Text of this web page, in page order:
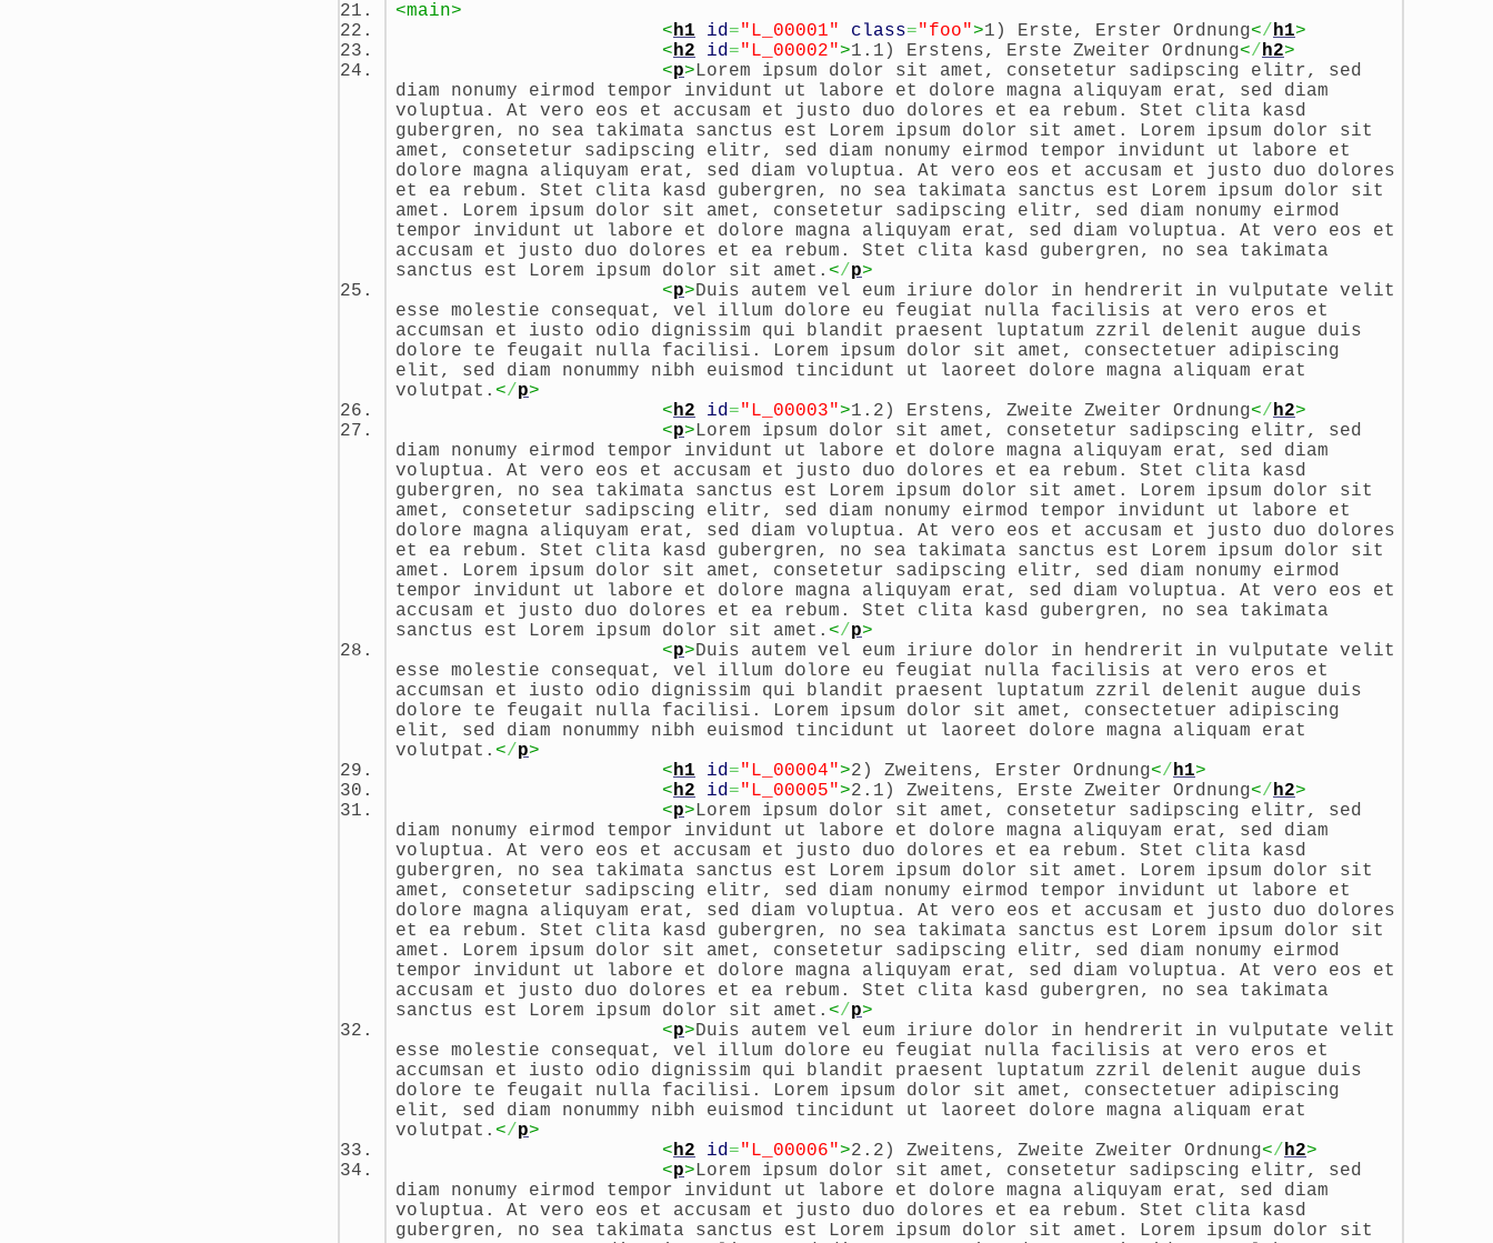
<main>
<h1 id="L_00001" class="foo">1) Erste, Erster Ordnung</h1>
<h2 id="L_00002">1.1) Erstens, Erste Zweiter Ordnung</h2>
<p>Lorem ipsum dolor sit amet, consetetur sadipscing elitr, sed
diam nonumy eirmod tempor invidunt ut labore et dolore magna aliquyam erat, sed diam
voluptua. At vero eos et accusam et justo duo dolores et ea rebum. Stet clita kasd
gubergren, no sea takimata sanctus est Lorem ipsum dolor sit amet. Lorem ipsum dolor sit
amet, consetetur sadipscing elitr, sed diam nonumy eirmod tempor invidunt ut labore et
dolore magna aliquyam erat, sed diam voluptua. At vero eos et accusam et justo duo dolores
et ea rebum. Stet clita kasd gubergren, no sea takimata sanctus est Lorem ipsum dolor sit
amet. Lorem ipsum dolor sit amet, consetetur sadipscing elitr, sed diam nonumy eirmod
tempor invidunt ut labore et dolore magna aliquyam erat, sed diam voluptua. At vero eos et
accusam et justo duo dolores et ea rebum. Stet clita kasd gubergren, no sea takimata
sanctus est Lorem ipsum dolor sit amet. </p>
<p>Duis autem vel eum iriure dolor in hendrerit in vulputate velit
esse molestie consequat, vel illum dolore eu feugiat nulla facilisis at vero eros et
accumsan et iusto odio dignissim qui blandit praesent luptatum zzril delenit augue duis
dolore te feugait nulla facilisi. Lorem ipsum dolor sit amet, consectetuer adipiscing
elit, sed diam nonummy nibh euismod tincidunt ut laoreet dolore magna aliquam erat
volutpat. </p>
<h2 id="L_00003">1.2) Erstens, Zweite Zweiter Ordnung</h2>
<p>Lorem ipsum dolor sit amet, consetetur sadipscing elitr, sed
diam nonumy eirmod tempor invidunt ut labore et dolore magna aliquyam erat, sed diam
voluptua. At vero eos et accusam et justo duo dolores et ea rebum. Stet clita kasd
gubergren, no sea takimata sanctus est Lorem ipsum dolor sit amet. Lorem ipsum dolor sit
amet, consetetur sadipscing elitr, sed diam nonumy eirmod tempor invidunt ut labore et
dolore magna aliquyam erat, sed diam voluptua. At vero eos et accusam et justo duo dolores
et ea rebum. Stet clita kasd gubergren, no sea takimata sanctus est Lorem ipsum dolor sit
amet. Lorem ipsum dolor sit amet, consetetur sadipscing elitr, sed diam nonumy eirmod
tempor invidunt ut labore et dolore magna aliquyam erat, sed diam voluptua. At vero eos et
accusam et justo duo dolores et ea rebum. Stet clita kasd gubergren, no sea takimata
sanctus est Lorem ipsum dolor sit amet. </p>
<p>Duis autem vel eum iriure dolor in hendrerit in vulputate velit
esse molestie consequat, vel illum dolore eu feugiat nulla facilisis at vero eros et
accumsan et iusto odio dignissim qui blandit praesent luptatum zzril delenit augue duis
dolore te feugait nulla facilisi. Lorem ipsum dolor sit amet, consectetuer adipiscing
elit, sed diam nonummy nibh euismod tincidunt ut laoreet dolore magna aliquam erat
volutpat. </p>
<h1 id="L_00004">2) Zweitens, Erster Ordnung</h1>
<h2 id="L_00005">2.1) Zweitens, Erste Zweiter Ordnung</h2>
<p>Lorem ipsum dolor sit amet, consetetur sadipscing elitr, sed
diam nonumy eirmod tempor invidunt ut labore et dolore magna aliquyam erat, sed diam
voluptua. At vero eos et accusam et justo duo dolores et ea rebum. Stet clita kasd
gubergren, no sea takimata sanctus est Lorem ipsum dolor sit amet. Lorem ipsum dolor sit
amet, consetetur sadipscing elitr, sed diam nonumy eirmod tempor invidunt ut labore et
dolore magna aliquyam erat, sed diam voluptua. At vero eos et accusam et justo duo dolores
et ea rebum. Stet clita kasd gubergren, no sea takimata sanctus est Lorem ipsum dolor sit
amet. Lorem ipsum dolor sit amet, consetetur sadipscing elitr, sed diam nonumy eirmod
tempor invidunt ut labore et dolore magna aliquyam erat, sed diam voluptua. At vero eos et
accusam et justo duo dolores et ea rebum. Stet clita kasd gubergren, no sea takimata
sanctus est Lorem ipsum dolor sit amet. </p>
<p>Duis autem vel eum iriure dolor in hendrerit in vulputate velit
esse molestie consequat, vel illum dolore eu feugiat nulla facilisis at vero eros et
accumsan et iusto odio dignissim qui blandit praesent luptatum zzril delenit augue duis
dolore te feugait nulla facilisi. Lorem ipsum dolor sit amet, consectetuer adipiscing
elit, sed diam nonummy nibh euismod tincidunt ut laoreet dolore magna aliquam erat
volutpat. </p>
<h2 id="L_00006">2.2) Zweitens, Zweite Zweiter Ordnung</h2>
<p>Lorem ipsum dolor sit amet, consetetur sadipscing elitr, sed
diam nonumy eirmod tempor invidunt ut labore et dolore magna aliquyam erat, sed diam
voluptua. At vero eos et accusam et justo duo dolores et ea rebum. Stet clita kasd
gubergren, no sea takimata sanctus est Lorem ipsum dolor sit amet. Lorem ipsum dolor sit